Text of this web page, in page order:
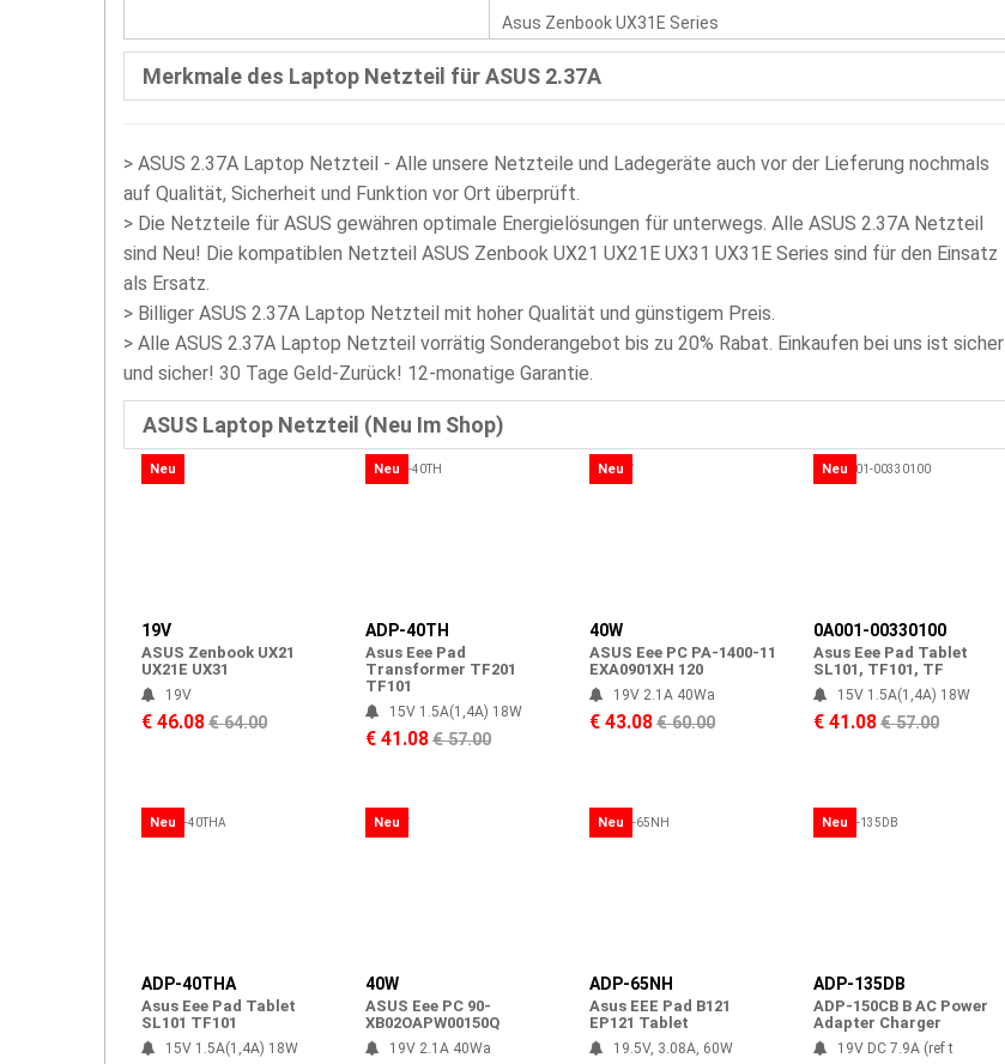
Asus Zenbook UX31E Series
Merkmale des Laptop Netzteil für ASUS 2.37A
> ASUS 2.37A Laptop Netzteil - Alle unsere Netzteile und Ladegeräte auch vor der Lieferung nochmals
auf Qualität, Sicherheit und Funktion vor Ort überprüft.
> Die Netzteile für ASUS gewähren optimale Energielösungen für unterwegs. Alle ASUS 2.37A Netzteil
sind Neu! Die kompatiblen Netzteil ASUS Zenbook UX21 UX21E UX31 UX31E Series sind für den Einsatz
als Ersatz.
> Billiger ASUS 2.37A Laptop Netzteil mit hoher Qualität und günstigem Preis.
> Alle ASUS 2.37A Laptop Netzteil vorrätig Sonderangebot bis zu 20% Rabat. Einkaufen bei uns ist sicher
und sicher! 30 Tage Geld-Zurück! 12-monatige Garantie.
ASUS Laptop Netzteil (Neu Im Shop)
Neu
19V
ASUS Zenbook UX21
UX21E UX31
19V
€ 46.08€ 64.00
Neu
ADP-40TH
Asus Eee Pad
Transformer TF201
TF101
15V 1.5A(1,4A) 18W
€ 41.08€ 57.00
Neu
40W
ASUS Eee PC PA-1400-11
EXA0901XH 120
19V 2.1A 40Wa
€ 43.08€ 60.00
Neu
0A001-00330100
Asus Eee Pad Tablet
SL101, TF101, TF
15V 1.5A(1,4A) 18W
€ 41.08€ 57.00
Neu
ADP-40THA
Asus Eee Pad Tablet
SL101 TF101
15V 1.5A(1,4A) 18W
Neu
40W
ASUS Eee PC 90-
XB02OAPW00150Q
19V 2.1A 40Wa
Neu
ADP-65NH
Asus EEE Pad B121
EP121 Tablet
19.5V, 3.08A, 60W
Neu
ADP-135DB
ADP-150CB B AC Power
Adapter Charger
19V DC 7.9A (ref t